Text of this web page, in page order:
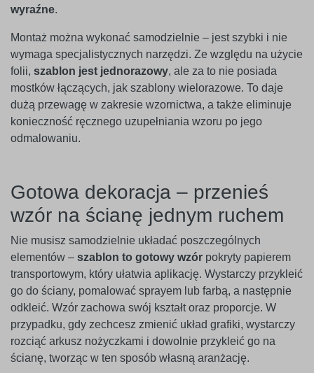
wyraźne.
Montaż można wykonać samodzielnie – jest szybki i nie
wymaga specjalistycznych narzędzi. Ze względu na użycie
folii, szablon jest jednorazowy, ale za to nie posiada
mostków łączących, jak szablony wielorazowe. To daje
dużą przewagę w zakresie wzornictwa, a także eliminuje
konieczność ręcznego uzupełniania wzoru po jego
odmalowaniu.
Gotowa dekoracja – przenieś
wzór na ścianę jednym ruchem
Nie musisz samodzielnie układać poszczególnych
elementów – szablon to gotowy wzór pokryty papierem
transportowym, który ułatwia aplikację. Wystarczy przykleić
go do ściany, pomalować sprayem lub farbą, a następnie
odkleić. Wzór zachowa swój kształt oraz proporcje. W
przypadku, gdy zechcesz zmienić układ grafiki, wystarczy
rozciąć arkusz nożyczkami i dowolnie przykleić go na
ścianę, tworząc w ten sposób własną aranżację.